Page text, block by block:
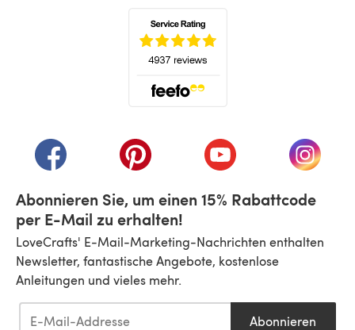
(öffnet sich in einem neuen Tab)
(öffnet sich in einem neuen Tab)
(öffnet sich in einem
(öffnet
Abonnieren Sie, um einen 15% Rabattcode
per E-Mail zu erhalten!
LoveCrafts' E-Mail-Marketing-Nachrichten enthalten
Newsletter, fantastische Angebote, kostenlose
Anleitungen und vieles mehr.
Abonnieren